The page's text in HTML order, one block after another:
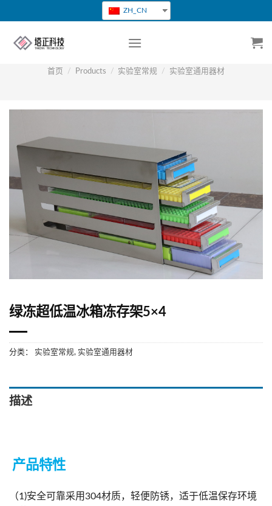
转
ZH_CN
首页 / Products / 实验室常规 / 实验室通用器材
绿冻超低温冰箱冻存架5×4
分类： 实验室常规, 实验室通用器材
描述
产品特性
（1)安全可靠采用304材质，轻便防锈，适于低温保存环境